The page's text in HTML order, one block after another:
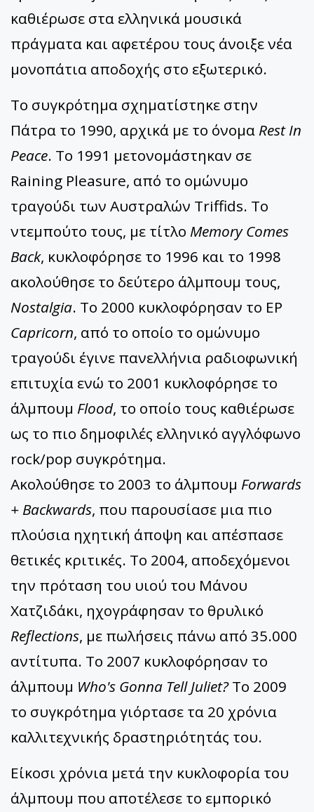
καθιέρωσε στα ελληνικά μουσικά
πράγματα και αφετέρου τους άνοιξε νέα
μονοπάτια αποδοχής στο εξωτερικό.
Το συγκρότημα σχηματίστηκε στην
Πάτρα το 1990, αρχικά με το όνομα Rest In
Peace. Το 1991 μετονομάστηκαν σε
Raining Pleasure, από το ομώνυμο
τραγούδι των Αυστραλών Triffids. Το
ντεμπούτο τους, με τίτλο Memory Comes
Back, κυκλοφόρησε το 1996 και το 1998
ακολούθησε το δεύτερο άλμπουμ τους,
Nostalgia. Το 2000 κυκλοφόρησαν το EP
Capricorn, από το οποίο το ομώνυμο
τραγούδι έγινε πανελλήνια ραδιοφωνική
επιτυχία ενώ το 2001 κυκλοφόρησε το
άλμπουμ Flood, το οποίο τους καθιέρωσε
ως το πιο δημοφιλές ελληνικό αγγλόφωνο
rock/pop συγκρότημα.
Ακολούθησε το 2003 το άλμπουμ Forwards
+ Backwards, που παρουσίασε μια πιο
πλούσια ηχητική άποψη και απέσπασε
θετικές κριτικές. Το 2004, αποδεχόμενοι
την πρόταση του υιού του Μάνου
Χατζιδάκι, ηχογράφησαν το θρυλικό
Reflections, με πωλήσεις πάνω από 35.000
αντίτυπα. Το 2007 κυκλοφόρησαν το
άλμπουμ Who's Gonna Tell Juliet?Το 2009
το συγκρότημα γιόρτασε τα 20 χρόνια
καλλιτεχνικής δραστηριότητάς του.
Είκοσι χρόνια μετά την κυκλοφορία του
άλμπουμ που αποτέλεσε το εμπορικό